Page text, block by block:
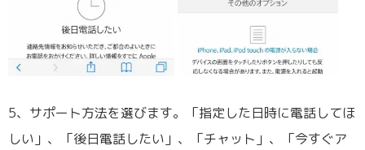
5、サポート方法を選びます。「指定した日時に電話してほ
しい」、「後日電話したい」、「チャット」、「今すぐア